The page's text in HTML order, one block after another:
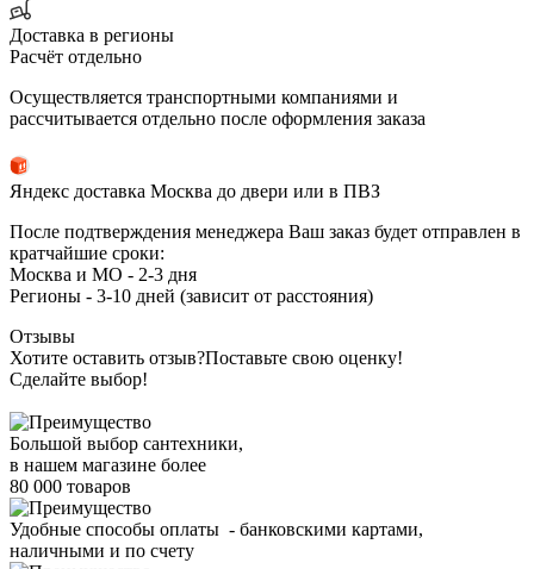
Доставка в регионы
Расчёт отдельно
Осуществляется транспортными компаниями и
рассчитывается отдельно после оформления заказа
Яндекс доставка Москва до двери или в ПВЗ
После подтверждения менеджера Ваш заказ будет отправлен в
кратчайшие сроки:
Москва и МО - 2-3 дня
Регионы - 3-10 дней (зависит от расстояния)
Отзывы
Хотите оставить отзыв?Поставьте свою оценку!
Сделайте выбор!
Большой выбор сантехники,
в нашем магазине более
80 000 товаров
Удобные способы оплаты - банковскими картами,
наличными и по счету